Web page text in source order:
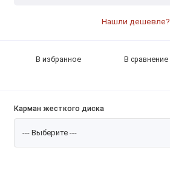
Нашли дешевле?
В избранное В сравнение
Карман жесткого диска